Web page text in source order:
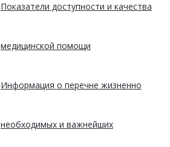
Показатели доступности и качества
медицинской помощи
Информация о перечне жизненно
необходимых и важнейших